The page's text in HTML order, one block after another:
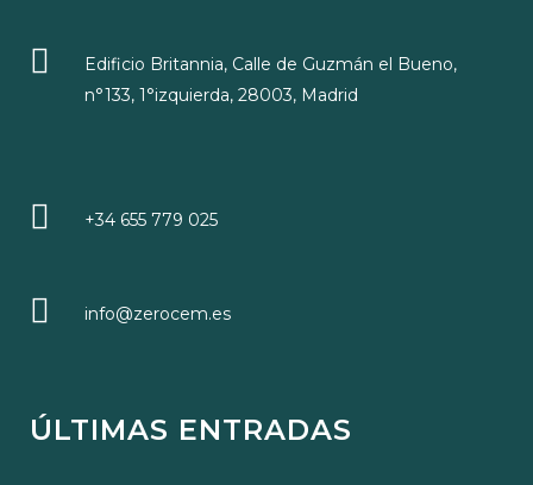
Edificio Britannia, Calle de Guzmán el Bueno,
n°133, 1°izquierda, 28003, Madrid
+34 655 779 025
info@zerocem.es
ÚLTIMAS ENTRADAS